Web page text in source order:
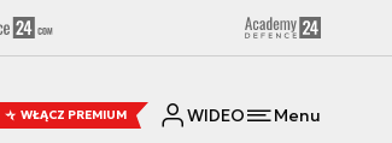
WŁĄCZ PREMIUM WIDEO Menu